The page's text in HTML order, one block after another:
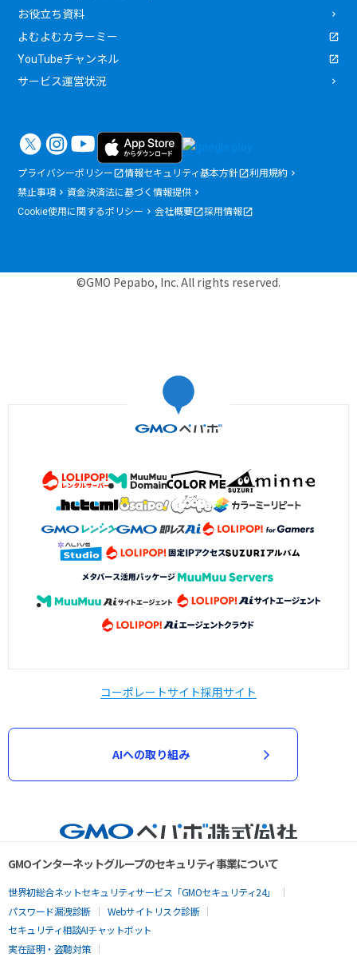
お役立ち資料
よむよむカラーミー
YouTubeチャンネル
サービス運営状況
プライバシーポリシー 情報セキュリティ基本方針
利用規約
禁止事項
資金決済法に基づく情報提供
Cookie使用に関するポリシー
会社概要 採用情報
©GMO Pepabo, Inc. All rights reserved.
コーポレートサイト採用サイト
AIへの取り組み
GMOインターネットグループのセキュリティ事業について
世界初総合ネットセキュリティサービス「GMOセキュリティ24」
パスワード漏洩診断
Webサイトリスク診断
セキュリティ相談AIチャットボット
実在証明・盗聴対策